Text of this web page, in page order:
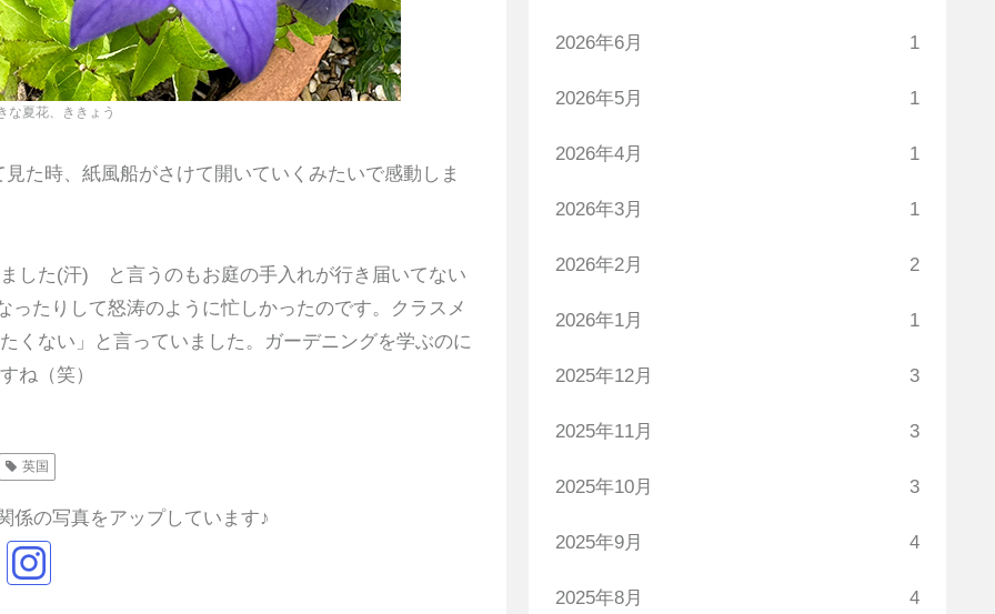
な夏花、ききょう
た時、紙風船がさけて開いていくみたいで感動しま
した(汗) と言うのもお庭の手入れが行き届いてない
たりして怒涛のように忙しかったのです。クラスメ
くない」と言っていました。ガーデニングを学ぶのに
ね（笑）
英国
係の写真をアップしています♪
2026年6月 1
2026年5月 1
2026年4月 1
2026年3月 1
2026年2月 2
2026年1月 1
2025年12月 3
2025年11月 3
2025年10月 3
2025年9月 4
2025年8月 4